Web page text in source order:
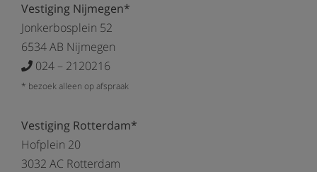
Vestiging Nijmegen*
Jonkerbosplein 52
6534 AB Nijmegen
024 – 2120216
* bezoek alleen op afspraak
Vestiging Rotterdam*
Hofplein 20
3032 AC Rotterdam